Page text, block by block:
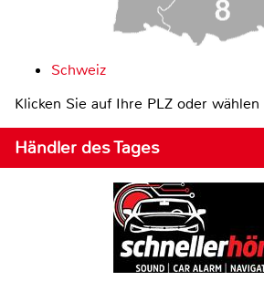
Schweiz
Klicken Sie auf Ihre PLZ oder
Händler des Tages